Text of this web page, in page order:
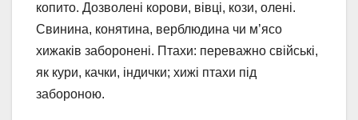
копито. Дозволені корови, вівці, кози, олені.
Свинина, конятина, верблюдина чи м’ясо
хижаків заборонені. Птахи: переважно свійські,
як кури, качки, індички; хижі птахи під
забороною.